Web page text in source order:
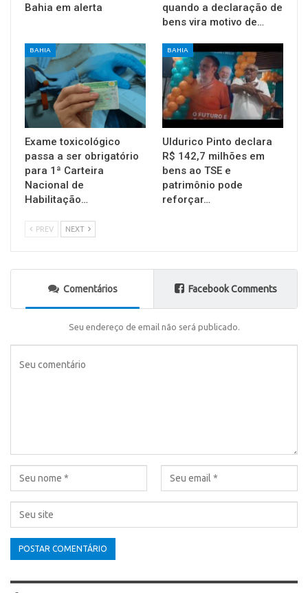
Bahia em alerta
quando a declaração de
bens vira motivo de…
BAHIA
Exame toxicológico
passa a ser obrigatório
para 1ª Carteira
Nacional de
Habilitação…
BAHIA
Uldurico Pinto declara
R$ 142,7 milhões em
bens ao TSE e
patrimônio pode
reforçar…
PREV NEXT
Comentários Facebook Comments
Seu endereço de email não será publicado.